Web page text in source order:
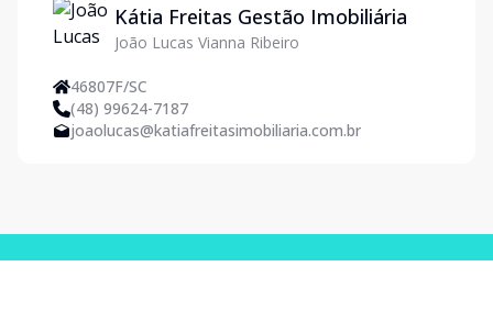
Kátia Freitas Gestão Imobiliária
João Lucas Vianna Ribeiro
46807F/SC
(48) 99624-7187
joaolucas@katiafreitasimobiliaria.com.br